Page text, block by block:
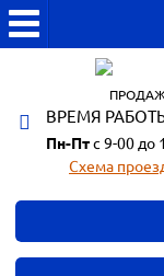
ВРЕМЯ
Пн-Птс 9-00 до
Схема